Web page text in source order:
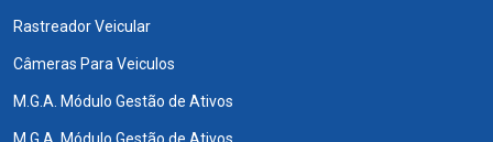
Rastreador Veicular
Câmeras Para Veiculos
M.G.A. Módulo Gestão de Ativos